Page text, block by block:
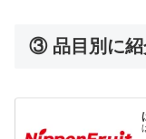
③ 品目別に紹